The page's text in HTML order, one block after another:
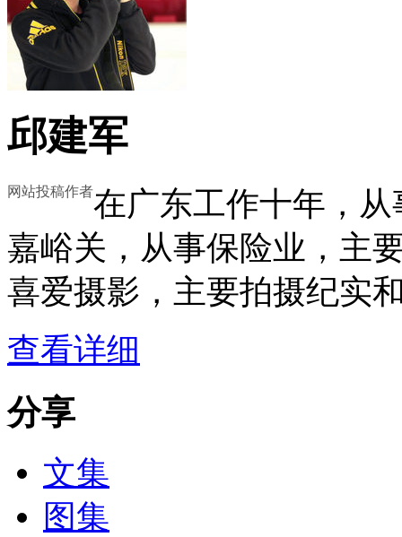
邱建军
网站投稿作者在广东工作十年，
嘉峪关，从事保险业，主
喜爱摄影，主要拍摄纪实
查看详细
分享
文集
图集